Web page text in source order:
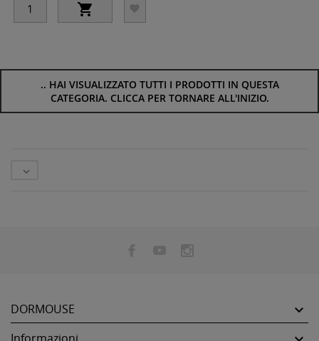
 
.. HAI VISUALIZZATO TUTTI I PRODOTTI IN QUESTA
CATEGORIA. CLICCA PER TORNARE ALL'INIZIO.

DORMOUSE 
Informazioni